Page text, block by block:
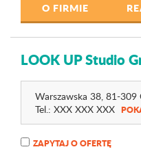
O FIRMIE
LOOK UP Studio
Warszawska 38, 81-309
Tel.: XXX XXX XXX
ZAPYTAJ O OFERTĘ